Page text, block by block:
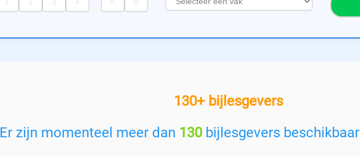
e
e
n
130+ bijlesgevers
Er zijn momenteel meer dan 130bijlesgevers